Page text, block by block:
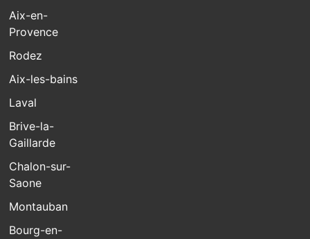
Aix-en-
Provence
Rodez
Aix-les-bains
Laval
Brive-la-
Gaillarde
Chalon-sur-
Saone
Montauban
Bourg-en-